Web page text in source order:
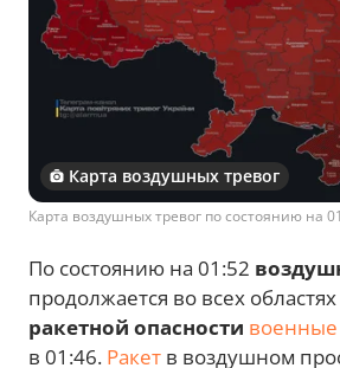
Карта воздушных тревог
Карта воздушных тревог по состоянию на
По состоянию на 01:52
продолжается во всех
ракетной опасности военные
в 01:46. Ракет в воздушном